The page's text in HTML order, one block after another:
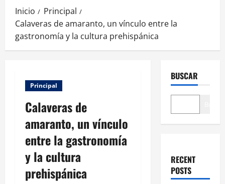
Inicio
Principal
Calaveras de amaranto, un vínculo entre la
gastronomía y la cultura prehispánica
Principal
Calaveras de
amaranto, un vínculo
entre la gastronomía
y la cultura
prehispánica
BUSCAR
RECENT
POSTS